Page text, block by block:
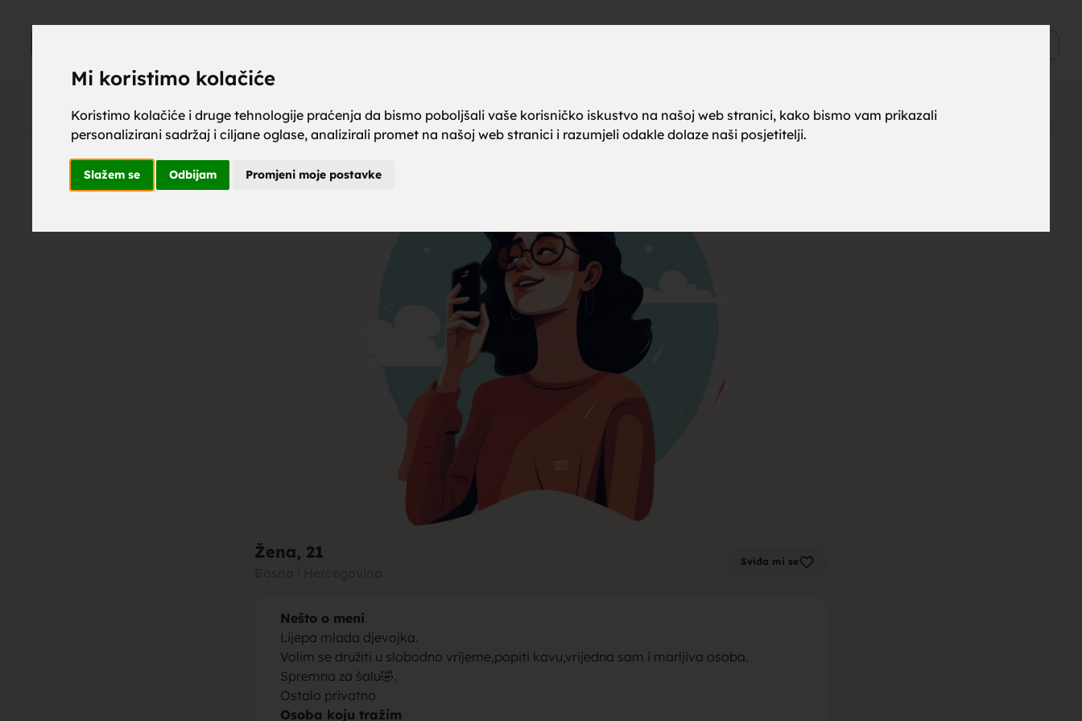
Mi koristimo kolačiće
Koristimo kolačiće i druge tehnologije praćenja da bismo poboljšali vaše korisničko iskustvo na našoj web stranici, kako bismo vam prikazali
personalizirani sadržaj i ciljane oglase, analizirali promet na našoj web stranici i razumjeli odakle dolaze naši posjetitelji.
Slažem se Odbijam Promjeni moje postavke
Žena, 21 Sviđa mi se
Nešto o meni
Lijepa mlada djevojka.
Volim se družiti u slobodno vrijeme,popiti kavu,vrijedna sam i marljiva osoba.
Spremna za šalu🤣.
Ostalo privatno
Osoba koju tražim
upoznaj za brak, zene za
brak, muskarci za brak,
upoznavanje za brak, tražim
muza za brak, tražim zenu za
brak, devojke za brak sa sela,
momci za brak sa sela, trazim